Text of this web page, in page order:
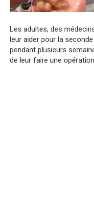
Les adultes, des
leur aider pour la
pendant plusieurs
de leur faire une